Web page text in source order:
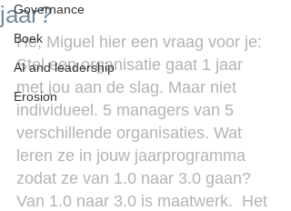
Governance
Boek
AI and leadership
Erosion
jaar?
He, Miguel hier een vraag voor je:
Stel een organisatie gaat 1 jaar
met jou aan de slag. Maar niet
individueel. 5 managers van 5
verschillende organisaties. Wat
leren ze in jouw jaarprogramma
zodat ze van 1.0 naar 3.0 gaan?
Van 1.0 naar 3.0 is maatwerk.  Het